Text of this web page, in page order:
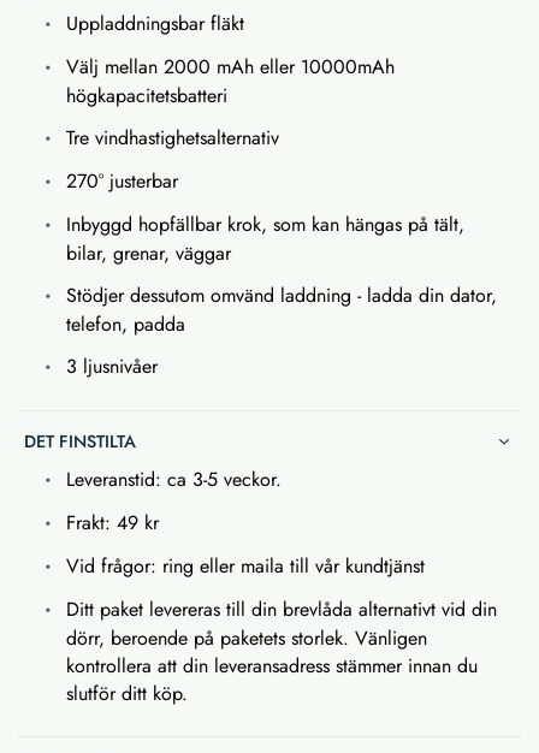
Uppladdningsbar fläkt
Välj mellan 2000 mAh eller 10000mAh
högkapacitetsbatteri
Tre vindhastighetsalternativ
270° justerbar
Inbyggd hopfällbar krok, som kan hängas på tält,
bilar, grenar, väggar
Stödjer dessutom omvänd laddning - ladda din dator,
telefon, padda
3 ljusnivåer
DET FINSTILTA
Leveranstid: ca 3-5 veckor.
Frakt: 49 kr
Vid frågor: ring eller maila till vår kundtjänst
Ditt paket levereras till din brevlåda alternativt vid din
dörr, beroende på paketets storlek. Vänligen
kontrollera att din leveransadress stämmer innan du
slutför ditt köp.